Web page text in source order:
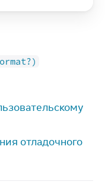
отладочного